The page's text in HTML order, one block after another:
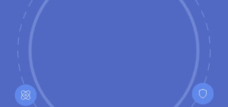
Индивидуальный подход
Безболезненное лечение
учетом ваших особенностей